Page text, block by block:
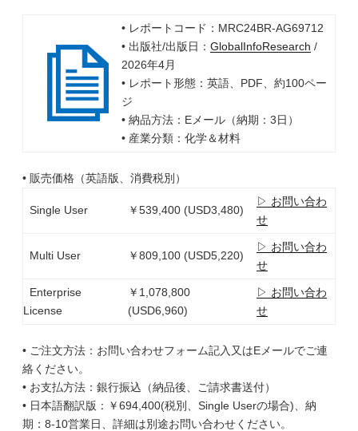
• レポートコード：MRC24BR-AG69712
• 出版社/出版日： GlobalInfoResearch /
2026年4月
• レポート形態：英語、PDF、約100ペー
ジ
• 納品方法：Eメール（納期：3日）
• 産業分類：化学＆材料
• 販売価格（英語版、消費税別）
Single User ￥539,400 (USD3,480)
▷ お問い合わ
せ
Multi User ￥809,100 (USD5,220)
▷ お問い合わ
せ
Enterprise
License
￥1,078,800
(USD6,960)
▷ お問い合わ
せ
• ご注文方法：お問い合わせフォーム記入又はEメールでご連
絡ください。
• お支払方法：銀行振込（納品後、ご請求書送付）
• 日本語翻訳版：￥694,400(税別、Single Userの場合)、納
期：8-10営業日、詳細は別途お問い合わせください。